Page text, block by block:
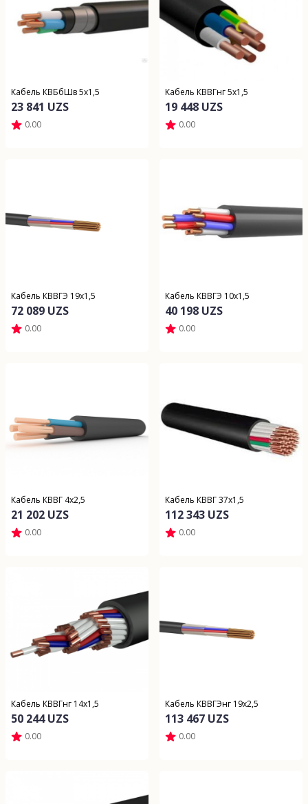
Кабель КВБбШв 5х1,5
23 841 UZS
0.00
Кабель КВВГнг 5х1,5
19 448 UZS
0.00
Кабель КВВГЭ 19х1,5
72 089 UZS
0.00
Кабель КВВГЭ 10х1,5
40 198 UZS
0.00
Кабель КВВГ 4х2,5
21 202 UZS
0.00
Кабель КВВГ 37х1,5
112 343 UZS
0.00
Кабель КВВГнг 14х1,5
50 244 UZS
0.00
Кабель КВВГЭнг 19х2,5
113 467 UZS
0.00